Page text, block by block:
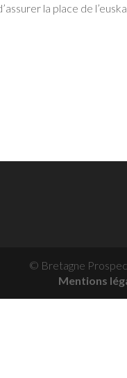
la place de
© Bretagne
Mentions